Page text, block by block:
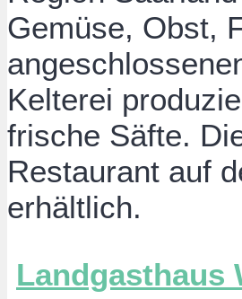
Gemüse, Obst,
Kelterei
frische Säfte.
Restaurant auf
erhältlich.